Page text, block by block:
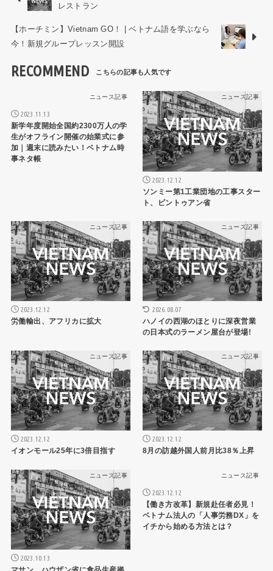
レストラン
【ホーチミン】Vietnam GO！ | ベトナム語を学ぶなら
今！新規グループレッスン開設
RECOMMEND
ニュース記事
2023.11.13
新学年度開始全国約2300万人の学
生がオフライン開催の始業式に参
加｜週末に読みたい！ベトナム時
事ネタ帳
ニュース記事
2023.12.12
ソンミー第1工業団地の工事スター
ト、ビントゥアン省
ニュース記事
2023.12.12
労働輸出、アフリカに拡大
ニュース記事
2026.08.07
ハノイの西湖のほとりに深夜営業
の日本式のラーメン屋台が登場!
ニュース記事
2023.12.12
イオンモール25年に3倍目指す
ニュース記事
2023.12.12
8月の訪越外国人前月比38％上昇
ニュース記事
2023.10.13
ニュース記事
2023.12.12
【働き方改革】新規赴任者必見！
ベトナム法人の「人事労務DX」を
イチから始める方法とは？